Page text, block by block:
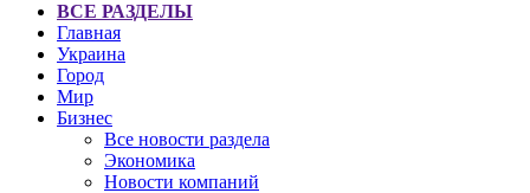
ВСЕ РАЗДЕЛЫ
Главная
Украина
Город
Мир
Бизнес
Все новости раздела
Экономика
Новости компаний